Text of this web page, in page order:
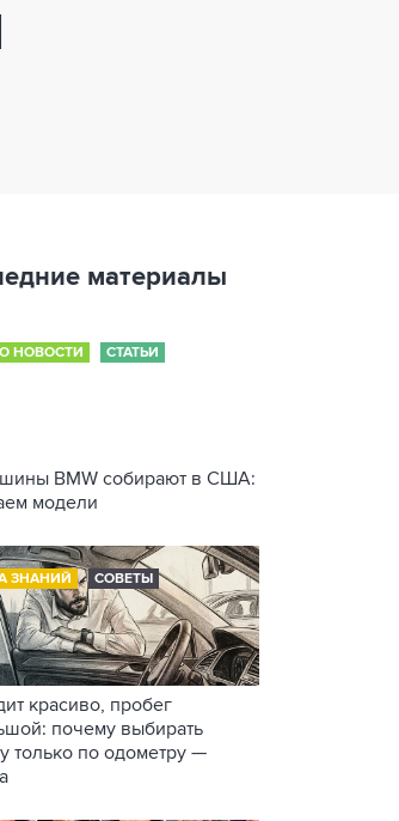
материалы
НОВОСТИ СТАТЬИ
BMW собирают в США:
модели
ЗНАНИЙ СОВЕТЫ
красиво, пробег
почему выбирать
только по одометру —